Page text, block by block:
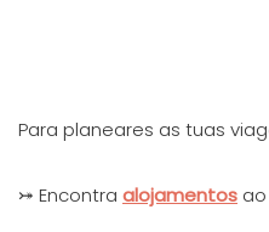
Para planeares as tuas
⤖ Encontra alojamentos